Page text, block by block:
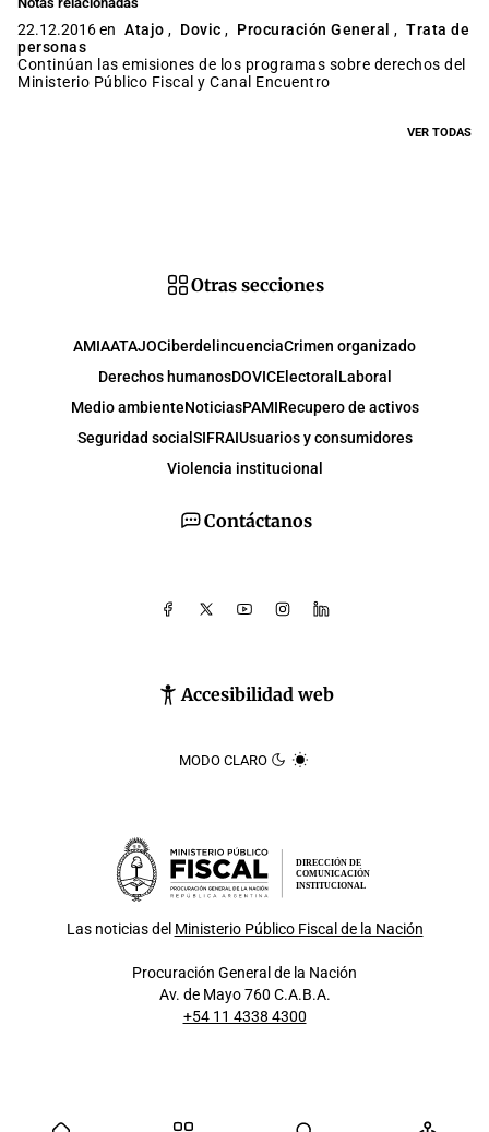
22.12.2016 en Atajo , Dovic , Procuración General , Trata de
personas
Continúan las emisiones de los programas sobre derechos del
Ministerio Público Fiscal y Canal Encuentro
VER TODAS
Contáctanos
Accesibilidad web
MODO CLARO
Otras secciones
AMIAATAJOCiberdelincuenciaCrimen organizado
Derechos humanosDOVICElectoralLaboral
Medio ambienteNoticiasPAMIRecupero de activos
Seguridad socialSIFRAIUsuarios y consumidores
Violencia institucional
DIRECCIÓN DE
COMUNICACIÓN
INSTITUCIONAL
Las noticias del Ministerio Público Fiscal de la Nación
Procuración General de la Nación
Av. de Mayo 760 C.A.B.A.
+54 11 4338 4300